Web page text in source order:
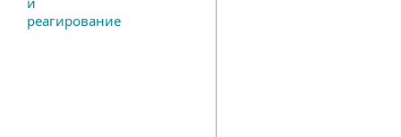
реагирование